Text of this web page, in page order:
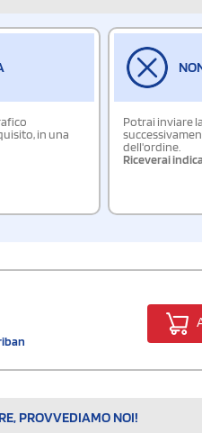
in una
Potrai inviare
dell'ordine.
Riceverai
PROVVEDIAMO NOI!